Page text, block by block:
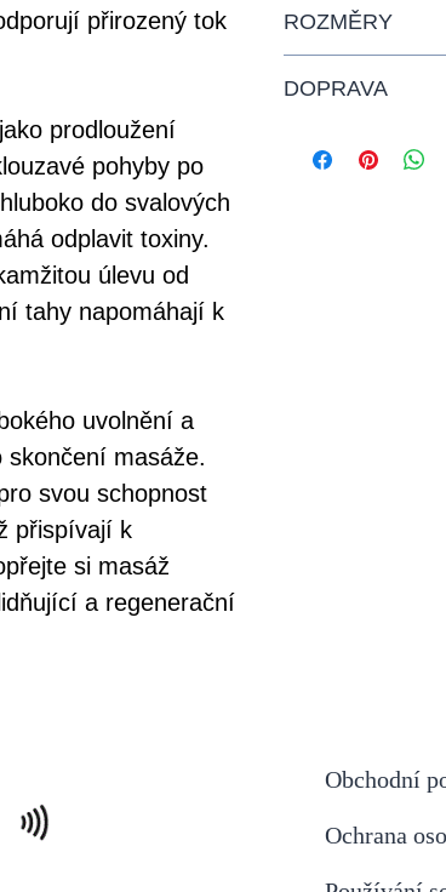
přirozený tok
prodloužení
pohyby po
do svalových
odplavit toxiny.
úlevu od
tahy napomáhají k
uvolnění a
skončení masáže.
svou schopnost
přispívají k
si masáž
a regenerační
ROZMĚRY
rozměrech 21x9
DOPRAVA
osobně v
Obchodní
Ochrana